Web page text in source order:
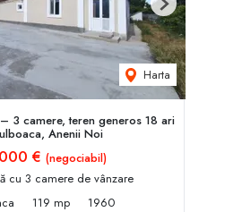
Harta
Next
3 camere, teren generos 18 ari
Anenii Noi
€ (negociabil)
cu 3 camere de vânzare
119 mp
1960